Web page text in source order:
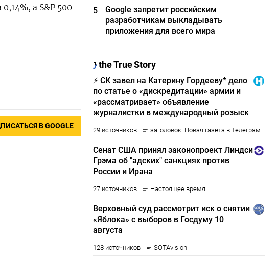
а S&P 500
В GOOGLE
5
Google запретит российским
разработчикам выкладывать
приложения для всего мира